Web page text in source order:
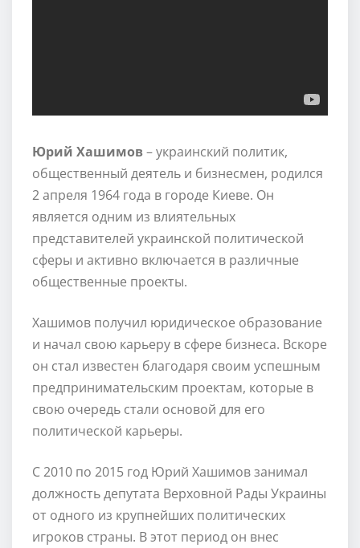
Юрий Хашимов– украинский политик,
общественный деятель и бизнесмен, родился
2 апреля 1964 года в городе Киеве. Он
является одним из влиятельных
представителей украинской политической
сферы и активно включается в различные
общественные проекты.
Хашимов получил юридическое образование
и начал свою карьеру в сфере бизнеса. Вскоре
он стал известен благодаря своим успешным
предпринимательским проектам, которые в
свою очередь стали основой для его
политической карьеры.
С 2010 по 2015 год Юрий Хашимов занимал
должность депутата Верховной Рады Украины
от одного из крупнейших политических
игроков страны. В этот период он внес